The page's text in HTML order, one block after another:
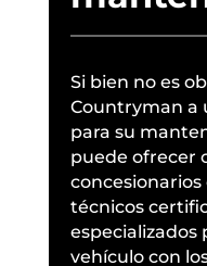
Si bien no es
Countryman a
para su
puede ofrecer
técnicos
especializados
vehículo con